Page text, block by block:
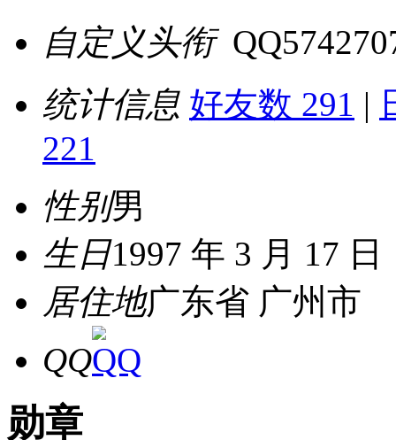
自定义头衔
统计信息 好友数 291 |
221
性别男
生日1997 年 3 月 17 日
居住地广东省 广州市
QQ
勋章